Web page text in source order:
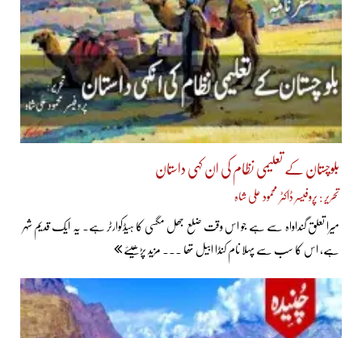
بلوچستان کے تعلیمی نظام کی ان کہی داستان
تحریر : پروفیسر ڈاکٹر محمود علی شاہ
میرا تعلق گنداواہ سے ہے جو اس وقت ضلع جھل مگسی کا ہیڈکوارٹر ہے۔ یہ ایک قدیم شہر
ہے، اس کا سب سے پہلا نام کنڈا ابیل تھا ... مزید پڑھیئے